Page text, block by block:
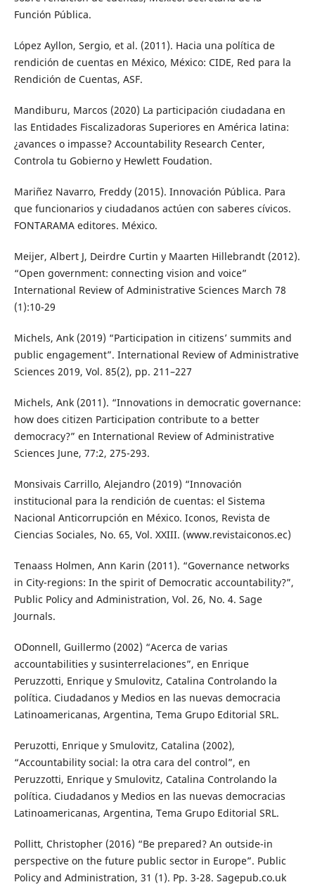
Función Pública.
López Ayllon, Sergio, et al. (2011). Hacia una política de
rendición de cuentas en México, México: CIDE, Red para la
Rendición de Cuentas, ASF.
Mandiburu, Marcos (2020) La participación ciudadana en
las Entidades Fiscalizadoras Superiores en América latina:
¿avances o impasse? Accountability Research Center,
Controla tu Gobierno y Hewlett Foudation.
Mariñez Navarro, Freddy (2015). Innovación Pública. Para
que funcionarios y ciudadanos actúen con saberes cívicos.
FONTARAMA editores. México.
Meijer, Albert J, Deirdre Curtin y Maarten Hillebrandt (2012).
“Open government: connecting vision and voice”
International Review of Administrative Sciences March 78
(1):10-29
Michels, Ank (2019) “Participation in citizens’ summits and
public engagement”. International Review of Administrative
Sciences 2019, Vol. 85(2), pp. 211–227
Michels, Ank (2011). “Innovations in democratic governance:
how does citizen Participation contribute to a better
democracy?” en International Review of Administrative
Sciences June, 77:2, 275-293.
Monsivais Carrillo, Alejandro (2019) “Innovación
institucional para la rendición de cuentas: el Sistema
Nacional Anticorrupción en México. Iconos, Revista de
Ciencias Sociales, No. 65, Vol. XXIII. (www.revistaiconos.ec)
Tenaass Holmen, Ann Karin (2011). “Governance networks
in City-regions: In the spirit of Democratic accountability?”,
Public Policy and Administration, Vol. 26, No. 4. Sage
Journals.
O´Donnell, Guillermo (2002) “Acerca de varias
accountabilities y susinterrelaciones”, en Enrique
Peruzzotti, Enrique y Smulovitz, Catalina Controlando la
política. Ciudadanos y Medios en las nuevas democracia
Latinoamericanas, Argentina, Tema Grupo Editorial SRL.
Peruzotti, Enrique y Smulovitz, Catalina (2002),
“Accountability social: la otra cara del control”, en
Peruzzotti, Enrique y Smulovitz, Catalina Controlando la
política. Ciudadanos y Medios en las nuevas democracias
Latinoamericanas, Argentina, Tema Grupo Editorial SRL.
Pollitt, Christopher (2016) “Be prepared? An outside-in
perspective on the future public sector in Europe”. Public
Policy and Administration, 31 (1). Pp. 3-28. Sagepub.co.uk